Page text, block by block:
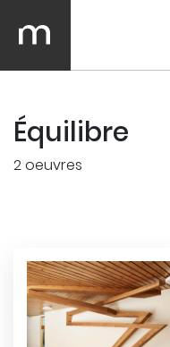
Équilibre
2 oeuvres